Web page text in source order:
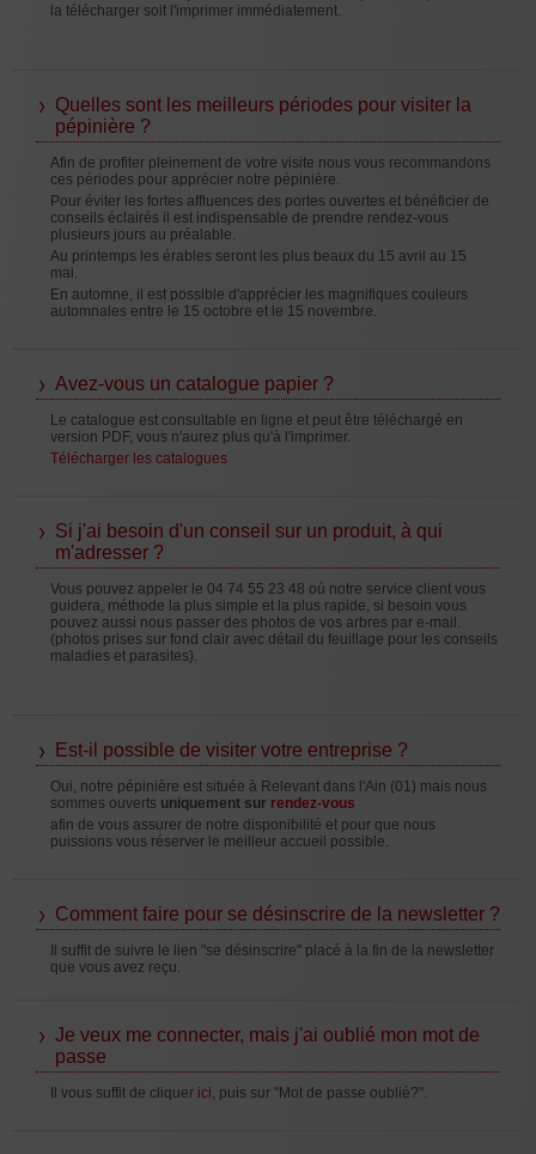
la télécharger soit l'imprimer immédiatement.
Quelles sont les meilleurs périodes pour visiter la
pépinière ?
Afin de profiter pleinement de votre visite nous vous recommandons
ces périodes pour apprécier notre pépinière.
Pour éviter les fortes affluences des portes ouvertes et bénéficier de
conseils éclairés il est indispensable de prendre rendez-vous
plusieurs jours au préalable.
Au printemps les érables seront les plus beaux du 15 avril au 15
mai.
En automne, il est possible d'apprécier les magnifiques couleurs
automnales entre le 15 octobre et le 15 novembre.
Avez-vous un catalogue papier ?
Le catalogue est consultable en ligne et peut être téléchargé en
version PDF, vous n'aurez plus qu'à l'imprimer.
Télécharger les catalogues
Si j'ai besoin d'un conseil sur un produit, à qui
m'adresser ?
Vous pouvez appeler le 04 74 55 23 48 où notre service client vous
guidera, méthode la plus simple et la plus rapide, si besoin vous
pouvez aussi nous passer des photos de vos arbres par e-mail.
(photos prises sur fond clair avec détail du feuillage pour les conseils
maladies et parasites).
Est-il possible de visiter votre entreprise ?
Oui, notre pépinière est située à Relevant dans l'Ain (01) mais nous
sommes ouverts uniquement sur rendez-vous
afin de vous assurer de notre disponibilité et pour que nous
puissions vous réserver le meilleur accueil possible.
Comment faire pour se désinscrire de la newsletter ?
Il suffit de suivre le lien "se désinscrire" placé à la fin de la newsletter
que vous avez reçu.
Je veux me connecter, mais j'ai oublié mon mot de
passe
Il vous suffit de cliquer ici, puis sur "Mot de passe oublié?".